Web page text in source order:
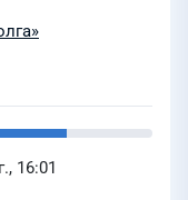
16:01